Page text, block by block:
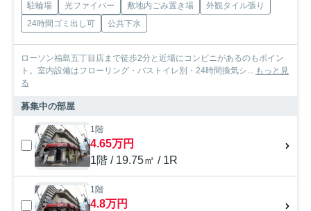
駐輪場 光ファイバー 敷地内ごみ置き場
外観タイル張り
24時間ゴミ出し可
公共下水
ローソン福島五丁目店まで徒歩2分と近場にコンビニがあるのもポイン
ト。室内設備はフローリング・バストイレ別・24時間換気シ... もっと見
る
募集中の部屋
1階
4.65万円
1階 / 19.75㎡ / 1R
1階
4.8万円